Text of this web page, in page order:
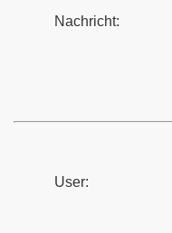
Nachricht:
User: